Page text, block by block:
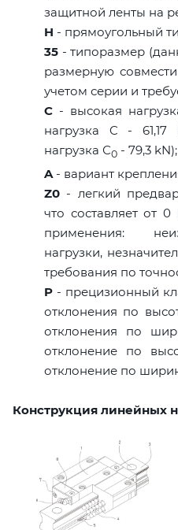
защитной ленты на
H - прямоугольный
35 - типоразмер
размерную
учетом серии и
C - высокая
нагрузка C - 61,17
нагрузка С0 - 79,3 kN);
A- вариант
Z0 - легкий
что составляет от
применения:
нагрузки,
требования по
P - прецизионный
отклонения по
отклонения по
отклонение по
отклонение по
Конструкция линейных